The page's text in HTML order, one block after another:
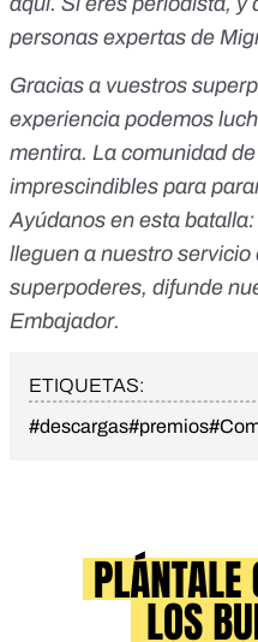
personas expertas de
Gracias a vuestros
experiencia podemos
mentira. La comunidad de
imprescindibles para
Ayúdanos en esta batalla:
lleguen a nuestro servicio
superpoderes, difunde
Embajador.
ETIQUETAS:
#descargas#premios